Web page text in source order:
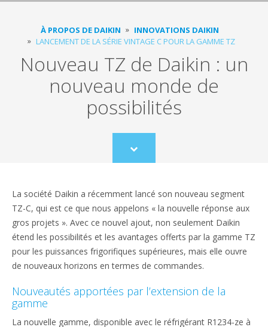
À PROPOS DE DAIKIN
INNOVATIONS DAIKIN
LANCEMENT DE LA SÉRIE VINTAGE C POUR LA GAMME TZ
Nouveau TZ de Daikin : un
nouveau monde de
possibilités
Scroll
to
La société Daikin a récemment lancé son nouveau segment
TZ-C, qui est ce que nous appelons « la nouvelle réponse aux
gros projets ». Avec ce nouvel ajout, non seulement Daikin
étend les possibilités et les avantages offerts par la gamme TZ
pour les puissances frigorifiques supérieures, mais elle ouvre
de nouveaux horizons en termes de commandes.
Nouveautés apportées par l’extension de la
gamme
La nouvelle gamme, disponible avec le réfrigérant R1234-ze à